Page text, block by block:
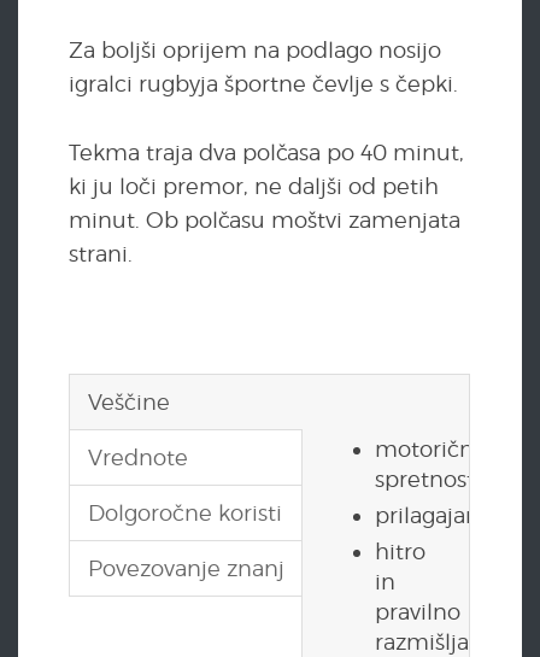
Za boljši oprijem na podlago nosijo
igralci rugbyja športne čevlje s čepki.
Tekma traja dva polčasa po 40 minut,
ki ju loči premor, ne daljši od petih
minut. Ob polčasu moštvi zamenjata
strani.
Veščine
Vrednote
Dolgoročne koristi
Povezovanje znanj
motorične
spretnosti
prilagajanje
hitro
in
pravilno
razmišljanje